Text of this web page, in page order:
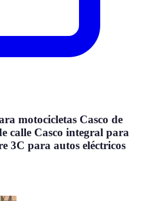
motocicletas Casco de
calle Casco integral para
3C para autos eléctricos